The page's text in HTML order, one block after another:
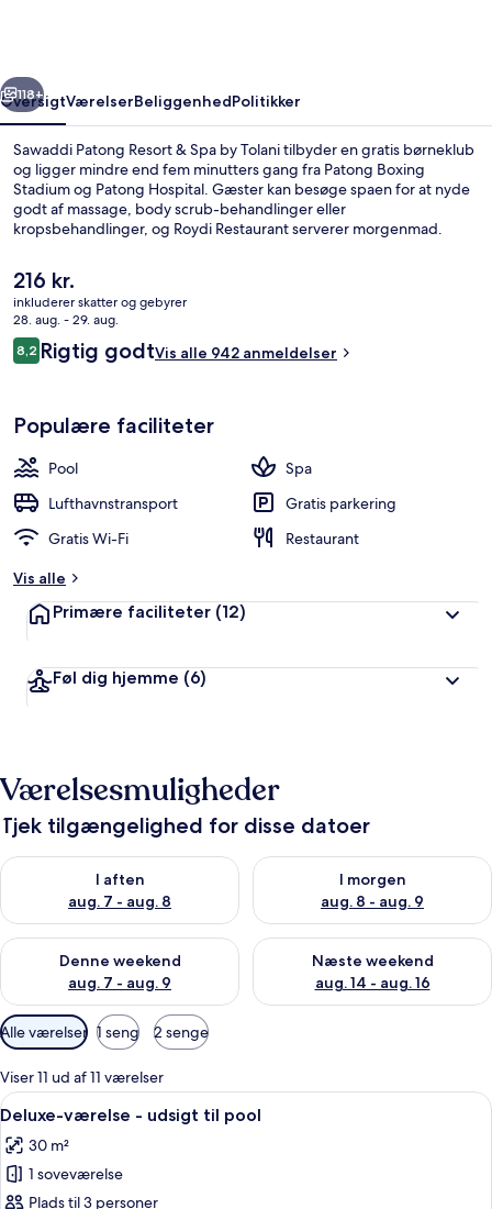
Tolani
Næste
118+
OversigtVærelserBeliggenhedPolitikker
Sawaddi Patong Resort & Spa by Tolani tilbyder en gratis børneklub
og ligger mindre end fem minutters gang fra Patong Boxing
Stadium og Patong Hospital. Gæster kan besøge spaen for at nyde
godt af massage, body scrub-behandlinger eller
kropsbehandlinger, og Roydi Restaurant serverer morgenmad.
et fitnesscenter. Rejsende er vilde med stedets hjælpsomme
personale.
Den
nuværende
pris
er
216 kr.
216 kr.
inkluderer skatter og gebyrer
28. aug. - 29. aug.
Anmeldelser
8,28,2 ud af 10.
Rigtig godtVis alle 942 anmeldelser
Populære faciliteter
Pool
Spa
Lufthavnstransport
Gratis parkering
Gratis Wi-Fi
Restaurant
Vis alle
Primære faciliteter (12)
Føl dig hjemme (6)
Værelsesmuligheder
Tjek tilgængelighed for disse datoer
I aften
aug. 7 - aug. 8
Tjek tilgængelighed for i aften aug. 7 - aug. 8
I morgen
aug. 8 - aug. 9
Tjek tilgængelighed for i
Denne weekend
aug. 7 - aug. 9
Tjek tilgængelighed for denne weekend aug. 7 - aug. 9
Næste weekend
aug. 14 - aug. 16
Tjek tilgængelighed for næste
Tilgængelige
filtre
for
værelser
Alle værelser 1 seng 2 senge
Viser 11 ud af 11 værelser
Indlæs
alle
billeder
af
Et hotelværelse med en stor seng,
9
Deluxe-værelse - udsigt til pool
30 m²
1 soveværelse
Plads til 3 personer